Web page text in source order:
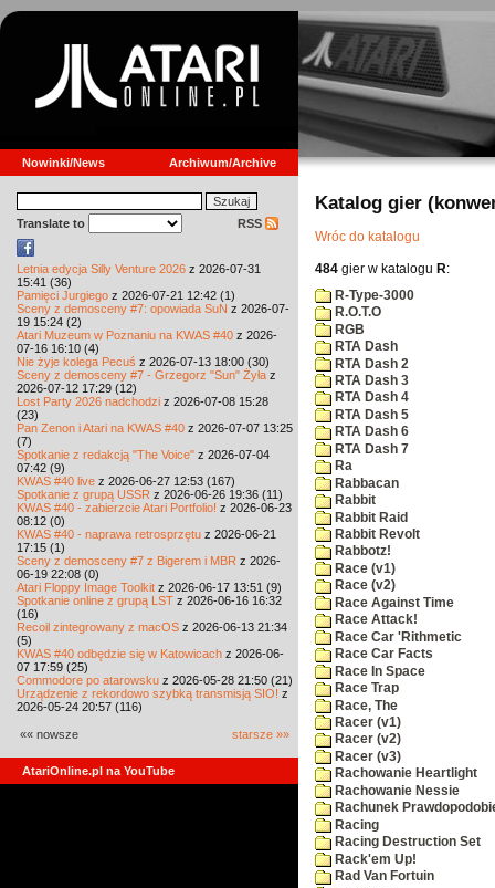
Nowinki/News Archiwum/Archive
Translate to RSS
Letnia edycja Silly Venture 2026 z 2026-07-31
15:41 (36)
Pamięci Jurgiego z 2026-07-21 12:42 (1)
Sceny z demosceny #7: opowiada SuN z 2026-07-
19 15:24 (2)
Atari Muzeum w Poznaniu na KWAS #40 z 2026-
07-16 16:10 (4)
Nie żyje kolega Pecuś z 2026-07-13 18:00 (30)
Sceny z demosceny #7 - Grzegorz "Sun" Żyła z
2026-07-12 17:29 (12)
Lost Party 2026 nadchodzi z 2026-07-08 15:28
(23)
Pan Zenon i Atari na KWAS #40 z 2026-07-07 13:25
(7)
Spotkanie z redakcją "The Voice" z 2026-07-04
07:42 (9)
KWAS #40 live z 2026-06-27 12:53 (167)
Spotkanie z grupą USSR z 2026-06-26 19:36 (11)
KWAS #40 - zabierzcie Atari Portfolio! z 2026-06-23
08:12 (0)
KWAS #40 - naprawa retrosprzętu z 2026-06-21
17:15 (1)
Sceny z demosceny #7 z Bigerem i MBR z 2026-
06-19 22:08 (0)
Atari Floppy Image Toolkit z 2026-06-17 13:51 (9)
Spotkanie online z grupą LST z 2026-06-16 16:32
(16)
Recoil zintegrowany z macOS z 2026-06-13 21:34
(5)
KWAS #40 odbędzie się w Katowicach z 2026-06-
07 17:59 (25)
Commodore po atarowsku z 2026-05-28 21:50 (21)
Urządzenie z rekordowo szybką transmisją SIO! z
2026-05-24 20:57 (116)
«« nowsze starsze »»
AtariOnline.pl na YouTube
Katalog gier
Wróc do katalogu
484 gier w katalogu R:
R-Type-3000
R.O.T.O
RGB
RTA Dash
RTA Dash 2
RTA Dash 3
RTA Dash 4
RTA Dash 5
RTA Dash 6
RTA Dash 7
Ra
Rabbacan
Rabbit
Rabbit Raid
Rabbit Revolt
Rabbotz!
Race (v1)
Race (v2)
Race Against Time
Race Attack!
Race Car 'Rithmetic
Race Car Facts
Race In Space
Race Trap
Race, The
Racer (v1)
Racer (v2)
Racer (v3)
Rachowanie Heartlight
Rachowanie Nessie
Rachunek
Racing
Racing Destruction Set
Rack'em Up!
Rad Van Fortuin